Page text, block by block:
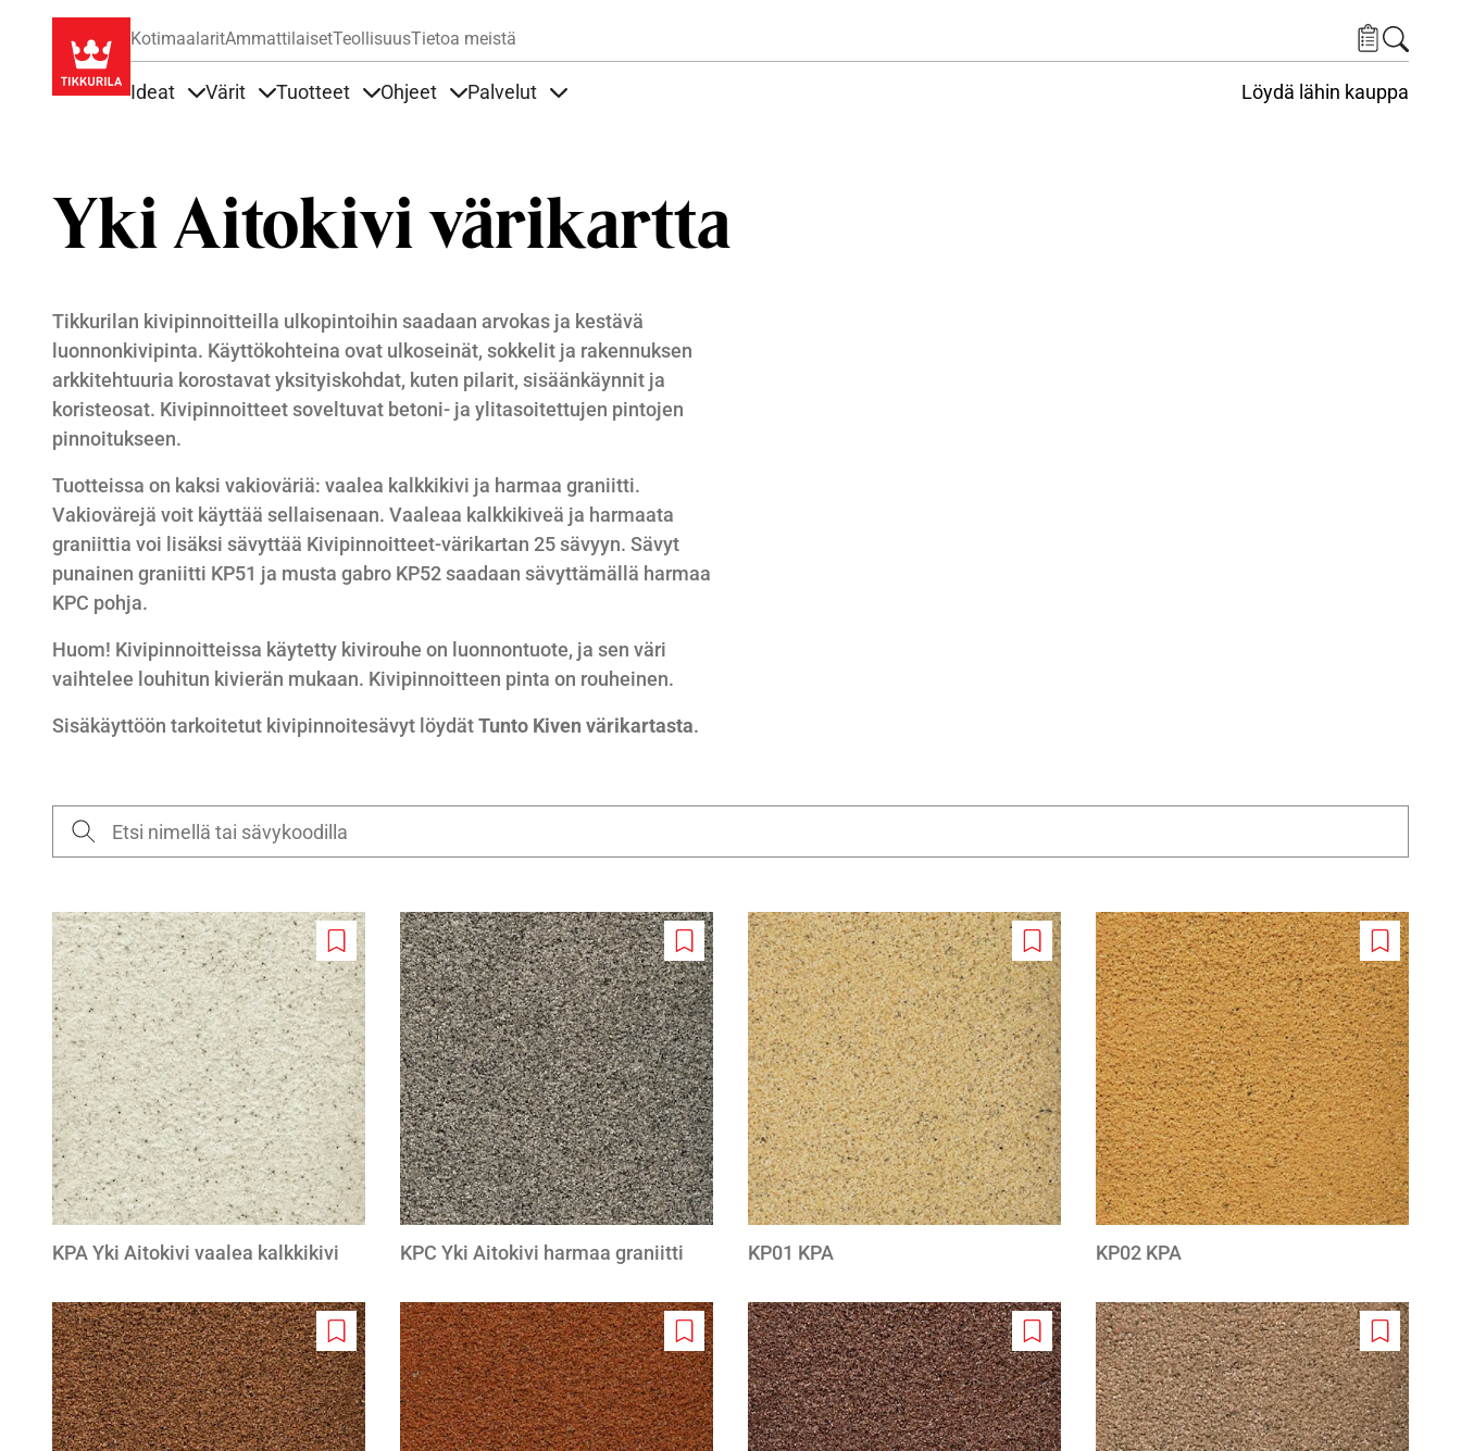
KotimaalaritAmmattilaisetTeollisuusTietoa meistä
Ideat Värit Tuotteet Ohjeet Palvelut Löydä lähin kauppa
Yki Aitokivi värikartta
Tikkurilan kivipinnoitteilla ulkopintoihin saadaan arvokas ja kestävä
luonnonkivipinta. Käyttökohteina ovat ulkoseinät, sokkelit ja rakennuksen
arkkitehtuuria korostavat yksityiskohdat, kuten pilarit, sisäänkäynnit ja
koristeosat. Kivipinnoitteet soveltuvat betoni- ja ylitasoitettujen pintojen
pinnoitukseen.
Tuotteissa on kaksi vakioväriä: vaalea kalkkikivi ja harmaa graniitti.
Vakiovärejä voit käyttää sellaisenaan. Vaaleaa kalkkikiveä ja harmaata
graniittia voi lisäksi sävyttää Kivipinnoitteet-värikartan 25 sävyyn. Sävyt
punainen graniitti KP51 ja musta gabro KP52 saadaan sävyttämällä harmaa
KPC pohja.
Huom! Kivipinnoitteissa käytetty kivirouhe on luonnontuote, ja sen väri
vaihtelee louhitun kivierän mukaan. Kivipinnoitteen pinta on rouheinen.
Sisäkäyttöön tarkoitetut kivipinnoitesävyt löydätTunto Kiven värikartasta.
Add
to
wishlist
KPA Yki Aitokivi vaalea kalkkikivi
Add
to
wishlist
KPC Yki Aitokivi harmaa graniitti
Add
to
wishlist
KP01 KPA
Add
to
wishlist
KP02 KPA
Add
to
wishlist
Add
to
wishlist
Add
to
wishlist
Add
to
wishlist